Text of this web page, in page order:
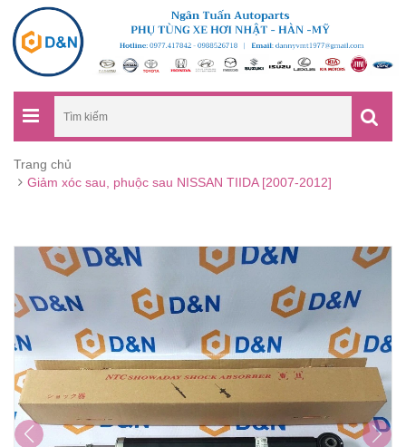
Trang chủ
Giảm xóc sau, phuộc sau NISSAN TIIDA [2007-2012]